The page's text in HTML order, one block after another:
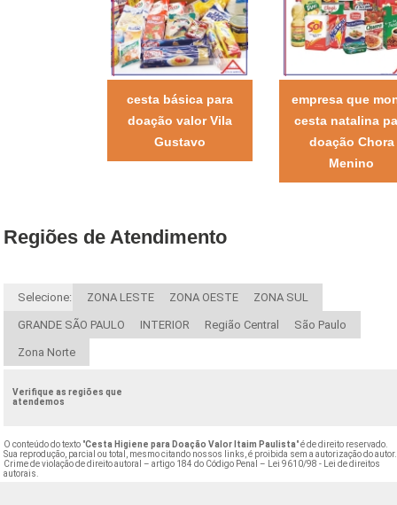
cesta básica para
doação valor Vila
Gustavo
empresa que
cesta natalina
doação Chora
Menino
Regiões de Atendimento
Selecione: ZONA LESTE ZONA OESTE ZONA SUL
GRANDE SÃO PAULO INTERIOR Região Central São Paulo
Zona Norte
Verifique as regiões que
atendemos
O conteúdo do texto "Cesta Higiene para Doação Valor Itaim Paulista" é de direito reservado.
Sua reprodução, parcial ou total, mesmo citando nossos links, é proibida sem a autorização do autor.
Crime de violação de direito autoral – artigo 184 do Código Penal –
Lei 9610/98 - Lei de direitos
autorais